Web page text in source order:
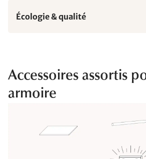
Écologie & qualité
Accessoires assortis
armoire